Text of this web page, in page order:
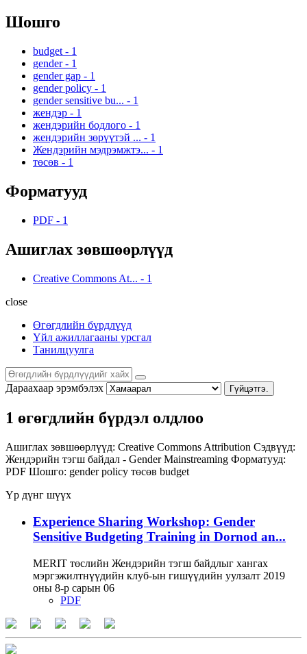
Шошго
budget - 1
gender - 1
gender gap - 1
gender policy - 1
gender sensitive bu... - 1
жендэр - 1
жендэрийн бодлого - 1
жендэрийн зөрүүтэй ... - 1
Жендэрийн мэдрэмжтэ... - 1
төсөв - 1
Форматууд
PDF - 1
Ашиглах зөвшөөрлүүд
Creative Commons At... - 1
close
Өгөгдлийн бүрдлүүд
Үйл ажиллагааны урсгал
Танилцуулга
Дараахаар эрэмбэлэх Гүйцэтгэ.
1 өгөгдлийн бүрдэл олдлоо
Ашиглах зөвшөөрлүүд: Creative Commons Attribution Сэдвүүд:
Жендэрийн тэгш байдал - Gender Mainstreaming Форматууд:
PDF Шошго: gender policy төсөв budget
Үр дүнг шүүх
Experience Sharing Workshop: Gender
Sensitive Budgeting Training in Dornod an...
MERIT төслийн Жендэрийн тэгш байдлыг хангах
мэргэжилтнүүдийн клуб-ын гишүүдийн уулзалт 2019
оны 8-р сарын 06
PDF